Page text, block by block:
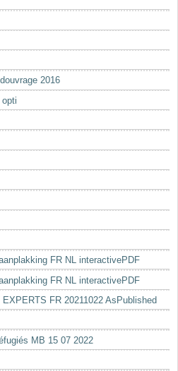
2016
FR NL interactivePDF
FR NL interactivePDF
FR 20211022 AsPublished
MB 15 07 2022